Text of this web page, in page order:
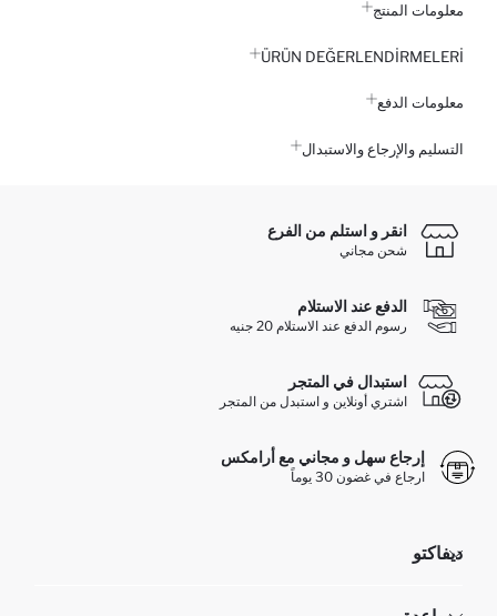
معلومات المنتج
ÜRÜN DEĞERLENDİRMELERİ
معلومات الدفع
التسليم والإرجاع والاستبدال
انقر و استلم من الفرع
شحن مجاني
الدفع عند الاستلام
رسوم الدفع عند الاستلام 20 جنيه
استبدال في المتجر
اشتري أونلاين و استبدل من المتجر
إرجاع سهل و مجاني مع أرامكس
ارجاع في غضون 30 يوماً
ديفاكتو